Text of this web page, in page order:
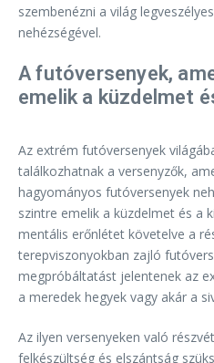
szembenézni a világ
nehézségével.
A futóversenyek,
emelik a küzdelmet
Az extrém futóversenyek
találkozhatnak a versenyzők,
hagyományos futóversenyek
szintre emelik a küzdelmet és a
mentális erőnlétet követelve a
terepviszonyokban zajló
megpróbáltatást jelentenek az
a meredek hegyek vagy akár a
Az ilyen versenyeken való
felkészültség és elszántság